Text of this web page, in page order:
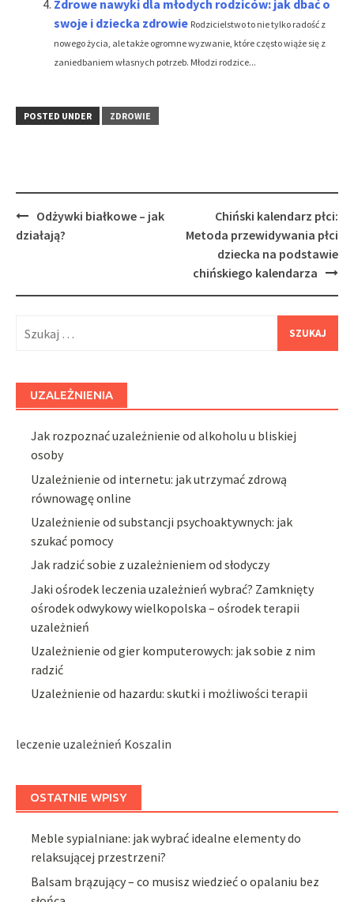
Zdrowe nawyki dla młodych rodziców: jak dbać o
swoje i dziecka zdrowie Rodzicielstwo to nie tylko radość z
nowego życia, ale także ogromne wyzwanie, które często wiąże się z
zaniedbaniem własnych potrzeb. Młodzi rodzice...
POSTED UNDER ZDROWIE
Post
navigation
Odżywki białkowe – jak
działają?
Chiński kalendarz płci:
Metoda przewidywania płci
dziecka na podstawie
chińskiego kalendarza
UZALEŻNIENIA
Jak rozpoznać uzależnienie od alkoholu u bliskiej
osoby
Uzależnienie od internetu: jak utrzymać zdrową
równowagę online
Uzależnienie od substancji psychoaktywnych: jak
szukać pomocy
Jak radzić sobie z uzależnieniem od słodyczy
Jaki ośrodek leczenia uzależnień wybrać? Zamknięty
ośrodek odwykowy wielkopolska – ośrodek terapii
uzależnień
Uzależnienie od gier komputerowych: jak sobie z nim
radzić
Uzależnienie od hazardu: skutki i możliwości terapii
leczenie uzależnień Koszalin
OSTATNIE WPISY
Meble sypialniane: jak wybrać idealne elementy do
relaksującej przestrzeni?
Balsam brązujący – co musisz wiedzieć o opalaniu bez